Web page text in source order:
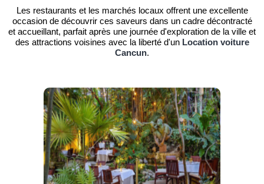
Les restaurants et les marchés locaux offrent une excellente
occasion de découvrir ces saveurs dans un cadre décontracté
et accueillant, parfait après une journée d'exploration de la ville et
des attractions voisines avec la liberté d'un Location voiture
Cancun.